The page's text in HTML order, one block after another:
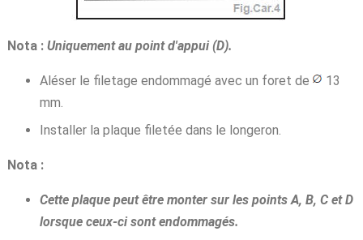
Nota : Uniquement au point d'appui (D).
Aléser le filetage endommagé avec un foret de
13
mm.
Installer la plaque filetée dans le longeron.
Nota :
Cette plaque peut être monter sur les points A, B, C et D
lorsque ceux-ci sont endommagés.